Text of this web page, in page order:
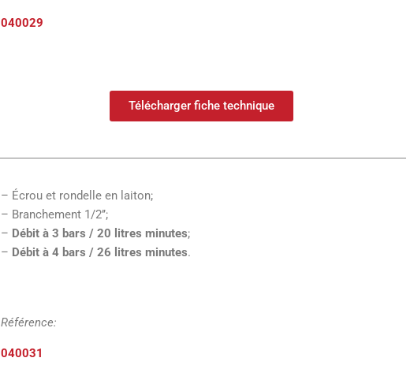
040029
Télécharger fiche technique
– Écrou et rondelle en laiton;
– Branchement 1/2’’;
– Débit à 3 bars / 20 litres minutes;
– Débit à 4 bars / 26 litres minutes.
Référence:
040031